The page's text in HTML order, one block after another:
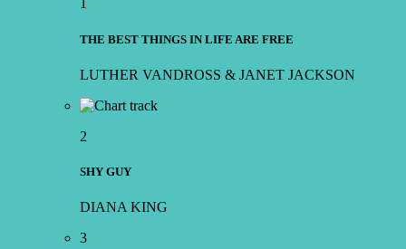
1
THE BEST THINGS IN LIFE ARE FREE
LUTHER VANDROSS & JANET JACKSON
2
SHY GUY
DIANA KING
3